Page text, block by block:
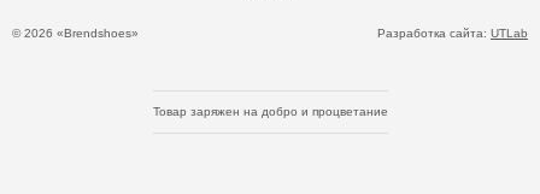
© 2026 «Brendshoes» Разработка сайта: UTLab
Товар заряжен на добро и процветание